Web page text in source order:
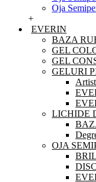
Oja
+
EVERIN
BAZA
GEL
GEL
GELURI
LICHIDE
OJA